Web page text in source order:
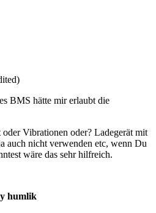
BMS hätte mir erlaubt die
Vibrationen oder? Ladegerät mit
auch nicht verwenden etc, wenn Du
wäre das sehr hilfreich.
humlik